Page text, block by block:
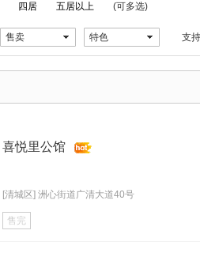
四居 五居以上 (可多选)
售卖 特色 支
喜悦里公馆
[清城区] 洲心街道广清大道40号
售完